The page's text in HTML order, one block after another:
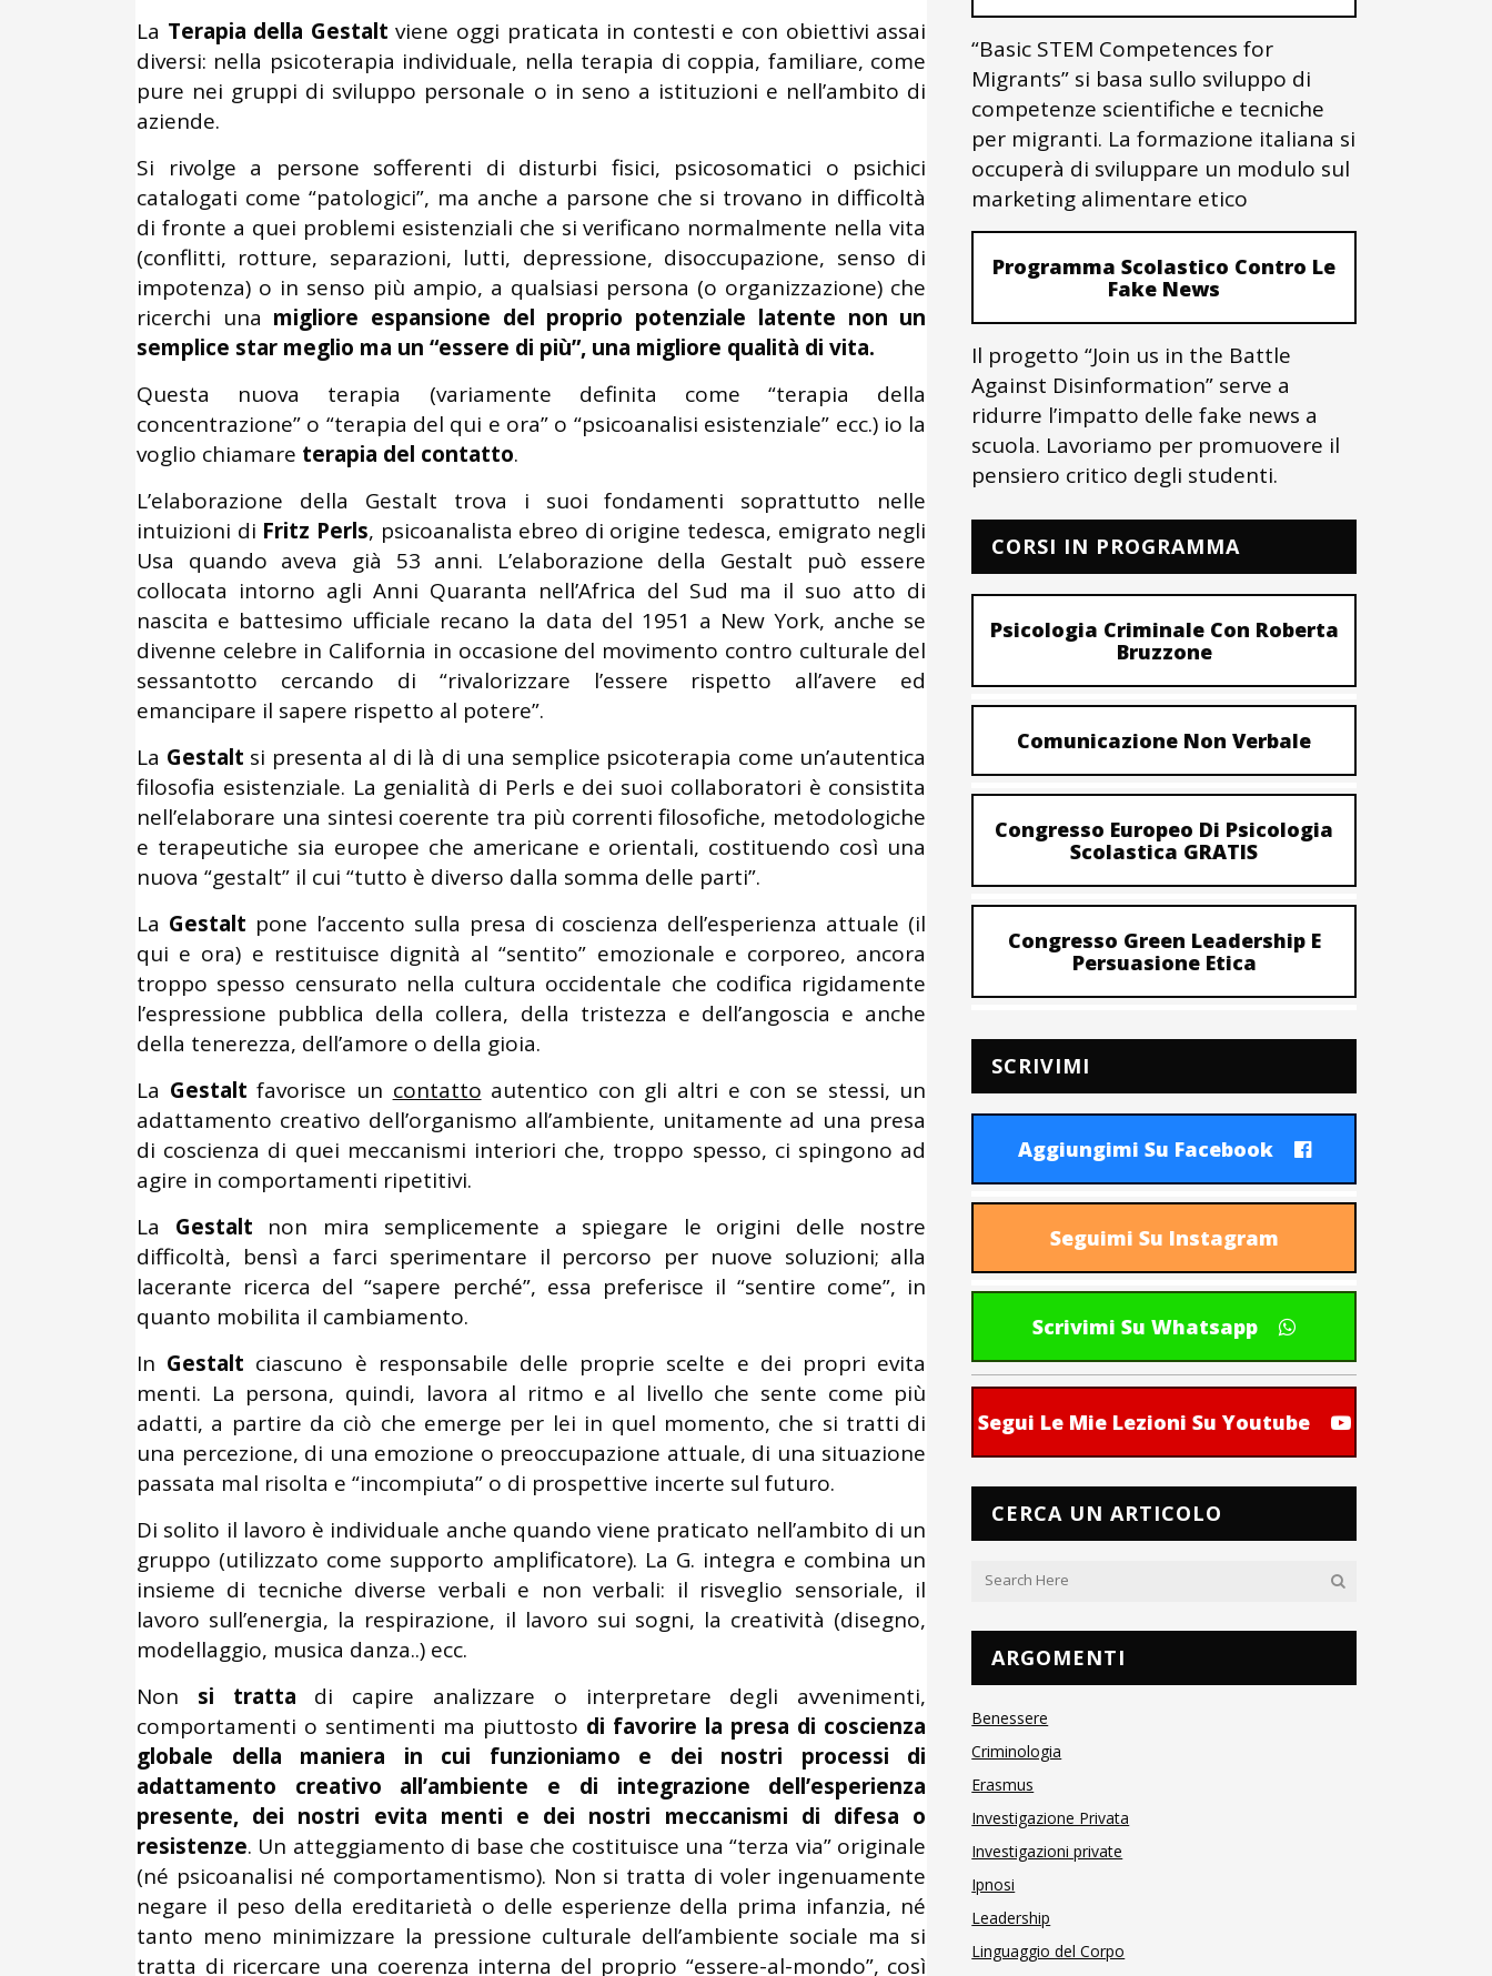
La Terapia della Gestalt viene oggi praticata in contesti e con obiettivi assai
diversi: nella psicoterapia individuale, nella terapia di coppia, familiare, come
pure nei gruppi di sviluppo personale o in seno a istituzioni e nell’ambito di
aziende.
Si rivolge a persone sofferenti di disturbi fisici, psicosomatici o psichici
catalogati come “patologici”, ma anche a parsone che si trovano in difficoltà
di fronte a quei problemi esistenziali che si verificano normalmente nella vita
(conflitti, rotture, separazioni, lutti, depressione, disoccupazione, senso di
impotenza) o in senso più ampio, a qualsiasi persona (o organizzazione) che
ricerchi una migliore espansione del proprio potenziale latente non un
semplice star meglio ma un “essere di più”, una migliore qualità di vita.
Questa nuova terapia (variamente definita come “terapia della
concentrazione” o “terapia del qui e ora” o “psicoanalisi esistenziale” ecc.) io la
voglio chiamare terapia del contatto.
L’elaborazione della Gestalt trova i suoi fondamenti soprattutto nelle
intuizioni di Fritz Perls, psicoanalista ebreo di origine tedesca, emigrato negli
Usa quando aveva già 53 anni. L’elaborazione della Gestalt può essere
collocata intorno agli Anni Quaranta nell’Africa del Sud ma il suo atto di
nascita e battesimo ufficiale recano la data del 1951 a New York, anche se
divenne celebre in California in occasione del movimento contro culturale del
sessantotto cercando di “rivalorizzare l’essere rispetto all’avere ed
emancipare il sapere rispetto al potere”.
La Gestalt si presenta al di là di una semplice psicoterapia come un’autentica
filosofia esistenziale. La genialità di Perls e dei suoi collaboratori è consistita
nell’elaborare una sintesi coerente tra più correnti filosofiche, metodologiche
e terapeutiche sia europee che americane e orientali, costituendo così una
nuova “gestalt” il cui “tutto è diverso dalla somma delle parti”.
La Gestalt pone l’accento sulla presa di coscienza dell’esperienza attuale (il
qui e ora) e restituisce dignità al “sentito” emozionale e corporeo, ancora
troppo spesso censurato nella cultura occidentale che codifica rigidamente
l’espressione pubblica della collera, della tristezza e dell’angoscia e anche
della tenerezza, dell’amore o della gioia.
La Gestalt favorisce un contatto autentico con gli altri e con se stessi, un
adattamento creativo dell’organismo all’ambiente, unitamente ad una presa
di coscienza di quei meccanismi interiori che, troppo spesso, ci spingono ad
agire in comportamenti ripetitivi.
La Gestalt non mira semplicemente a spiegare le origini delle nostre
difficoltà, bensì a farci sperimentare il percorso per nuove soluzioni; alla
lacerante ricerca del “sapere perché”, essa preferisce il “sentire come”, in
quanto mobilita il cambiamento.
In Gestalt ciascuno è responsabile delle proprie scelte e dei propri evita
menti. La persona, quindi, lavora al ritmo e al livello che sente come più
adatti, a partire da ciò che emerge per lei in quel momento, che si tratti di
una percezione, di una emozione o preoccupazione attuale, di una situazione
passata mal risolta e “incompiuta” o di prospettive incerte sul futuro.
Di solito il lavoro è individuale anche quando viene praticato nell’ambito di un
gruppo (utilizzato come supporto amplificatore). La G. integra e combina un
insieme di tecniche diverse verbali e non verbali: il risveglio sensoriale, il
lavoro sull’energia, la respirazione, il lavoro sui sogni, la creatività (disegno,
modellaggio, musica danza..) ecc.
Non si tratta di capire analizzare o interpretare degli avvenimenti,
comportamenti o sentimenti ma piuttosto di favorire la presa di coscienza
globale della maniera in cui funzioniamo e dei nostri processi di
adattamento creativo all’ambiente e di integrazione dell’esperienza
presente, dei nostri evita menti e dei nostri meccanismi di difesa o
resistenze. Un atteggiamento di base che costituisce una “terza via” originale
(né psicoanalisi né comportamentismo). Non si tratta di voler ingenuamente
negare il peso della ereditarietà o delle esperienze della prima infanzia, né
tanto meno minimizzare la pressione culturale dell’ambiente sociale ma si
tratta di ricercare una coerenza interna del proprio “essere-al-mondo”, così
“Basic STEM Competences for
Migrants” si basa sullo sviluppo di
competenze scientifiche e tecniche
per migranti. La formazione italiana si
occuperà di sviluppare un modulo sul
marketing alimentare etico
Programma Scolastico Contro Le
Fake News
Il progetto “Join us in the Battle
Against Disinformation” serve a
ridurre l’impatto delle fake news a
scuola. Lavoriamo per promuovere il
pensiero critico degli studenti.
CORSI IN PROGRAMMA
Psicologia Criminale Con Roberta
Bruzzone
Comunicazione Non Verbale
Congresso Europeo Di Psicologia
Scolastica GRATIS
Congresso Green Leadership E
Persuasione Etica
SCRIVIMI
Aggiungimi Su Facebook
Seguimi Su Instagram
Scrivimi Su Whatsapp
Segui Le Mie Lezioni Su Youtube
CERCA UN ARTICOLO
ARGOMENTI
Benessere
Criminologia
Erasmus
Investigazione Privata
Investigazioni private
Ipnosi
Leadership
Linguaggio del Corpo